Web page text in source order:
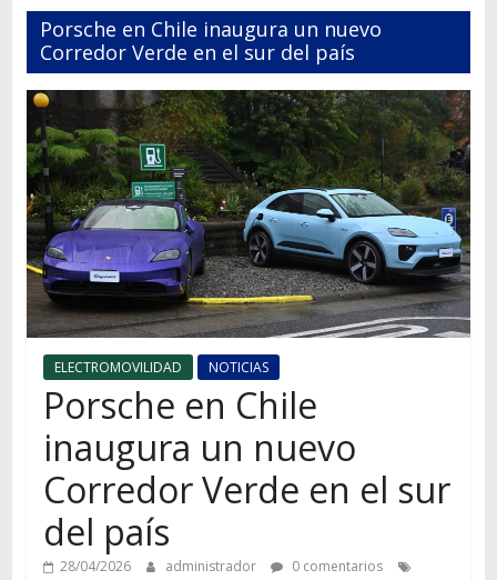
Autos,
camiones,
motos,
información
del
mundo
del
transporte
Porsche en Chile inaugura un nuevo
Corredor Verde en el sur del país
ELECTROMOVILIDAD NOTICIAS
Porsche en Chile
inaugura un nuevo
Corredor Verde en el sur
del país
28/04/2026 administrador
0 comentarios